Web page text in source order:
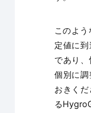
このよ
定値に
であり
個別に
おきく
る